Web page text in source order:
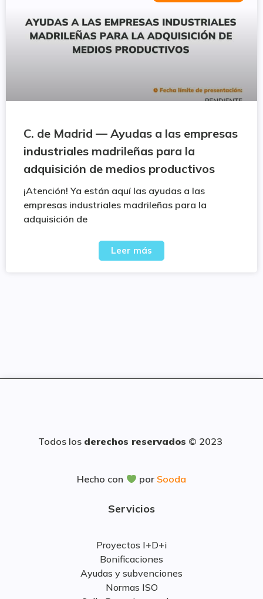
C. de Madrid — Ayudas a las empresas
industriales madrileñas para la
adquisición de medios productivos
¡Atención! Ya están aquí las ayudas a las
empresas industriales madrileñas para la
adquisición de
Leer más
Todos los derechos reservados © 2023
Hecho con por Sooda
Servicios
Proyectos I+D+i
Bonificaciones
Ayudas y subvenciones
Normas ISO